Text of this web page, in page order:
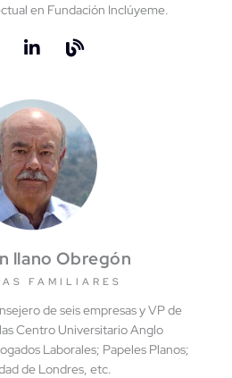
en Fundación Inclúyeme.
llano Obregón
FAMILIARES
de seis empresas y VP de
Centro Universitario Anglo
Laborales; Papeles Planos;
de Londres, etc.